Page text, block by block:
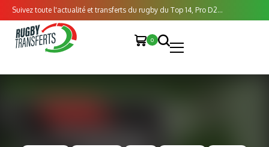
Suivez toute l'actualité et transferts du rugby du Top 14, Pro D2...
0